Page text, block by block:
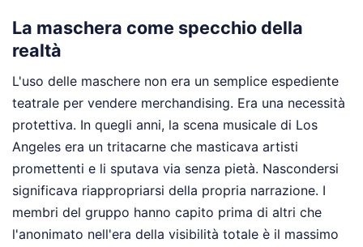
La maschera come specchio della
realtà
L'uso delle maschere non era un semplice espediente
teatrale per vendere merchandising. Era una necessità
protettiva. In quegli anni, la scena musicale di Los
Angeles era un tritacarne che masticava artisti
promettenti e li sputava via senza pietà. Nascondersi
significava riappropriarsi della propria narrazione. I
membri del gruppo hanno capito prima di altri che
l'anonimato nell'era della visibilità totale è il massimo